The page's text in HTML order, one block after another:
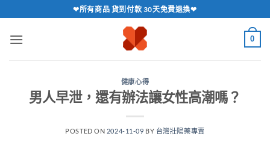
轉
❤所有商品 貨到付款 30天免費退換❤
0
健康心得
男人早泄，還有辦法讓女性高潮嗎？
POSTED ON 2024-11-09 BY 台灣壯陽藥專賣